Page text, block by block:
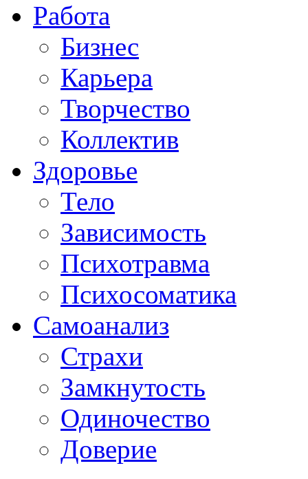
Работа
Бизнес
Карьера
Творчество
Коллектив
Здоровье
Тело
Зависимость
Психотравма
Психосоматика
Самоанализ
Страхи
Замкнутость
Одиночество
Доверие